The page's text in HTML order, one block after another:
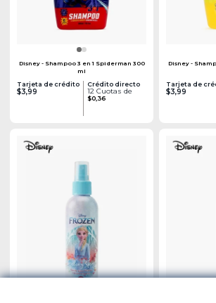
Disney - Shampoo 3 en 1 Spiderman 300
ml
Tarjeta de crédito
$3,99
Crédito directo
12 Cuotas de
$0,36
Disney -
Tarjeta de
$3,99